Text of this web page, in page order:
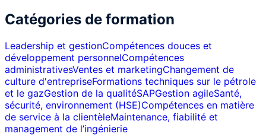
Catégories de formation
Leadership et gestionCompétences douces et
développement personnelCompétences
administrativesVentes et marketingChangement de
culture d'entrepriseFormations techniques sur le pétrole
et le gazGestion de la qualitéSAPGestion agileSanté,
sécurité, environnement (HSE)Compétences en matière
de service à la clientèleMaintenance, fiabilité et
management de l’ingénierie